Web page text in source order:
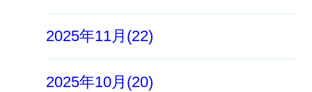
2025年11月(22)
2025年10月(20)